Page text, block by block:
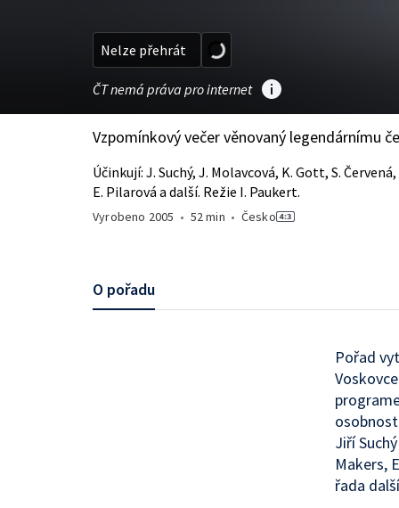
Nelze přehrát
ČT nemá práva pro internet
Vzpomínkový večer věnovaný legendárnímu
Účinkují: J. Suchý, J. Molavcová, K. Gott, S.
E. Pilarová a další. Režie I. Paukert.
Vyrobeno 2005 • 52 min • Česko
O pořadu
Pořad
Jiří
Makers,
řada